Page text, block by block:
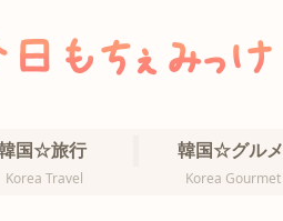
国☆旅行
Korea Travel
韓国☆グルメ
Korea Gourmet